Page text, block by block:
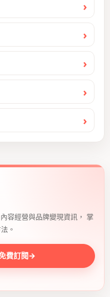
容經營與品牌變現資訊， 掌
。
費訂閱→